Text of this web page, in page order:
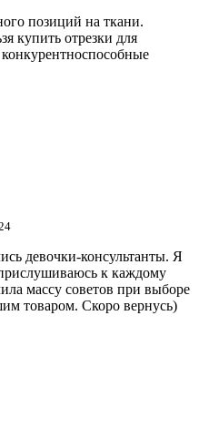
позиций на ткани.
купить отрезки для
девочки-консультанты. Я
к каждому
массу советов при выборе
товаром. Скоро вернусь)